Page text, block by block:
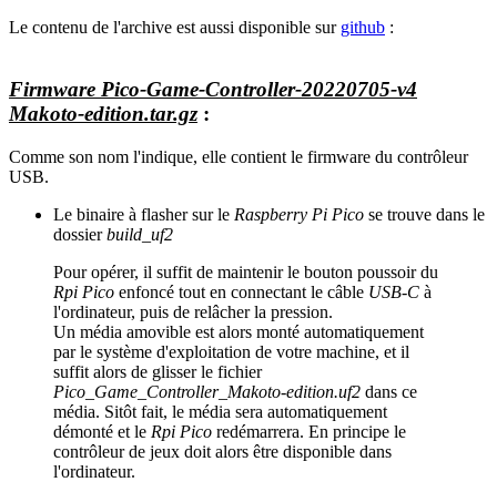
Le contenu de l'archive est aussi disponible sur github :
Firmware Pico-Game-Controller-20220705-v4
Makoto-edition.tar.gz:
Comme son nom l'indique, elle contient le firmware du contrôleur
USB.
Le binaire à flasher sur le Raspberry Pi Pico se trouve dans le
dossierbuild_uf2
Pour opérer, il suffit de maintenir le bouton poussoir du
Rpi Pico enfoncé tout en connectant le câble USB-C à
l'ordinateur, puis de relâcher la pression.
Un média amovible est alors monté automatiquement
par le système d'exploitation de votre machine, et il
suffit alors de glisser le fichier
Pico_Game_Controller_Makoto-edition.uf2 dans ce
média. Sitôt fait, le média sera automatiquement
démonté et le Rpi Pico redémarrera. En principe le
contrôleur de jeux doit alors être disponible dans
l'ordinateur.